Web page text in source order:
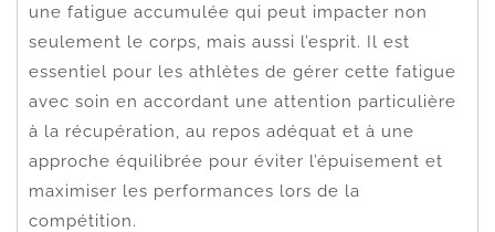
une fatigue accumulée qui peut impacter non
seulement le corps, mais aussi l’esprit. Il est
essentiel pour les athlètes de gérer cette fatigue
avec soin en accordant une attention particulière
à la récupération, au repos adéquat et à une
approche équilibrée pour éviter l’épuisement et
maximiser les performances lors de la
compétition.